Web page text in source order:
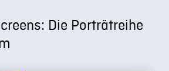
Die Porträtreihe